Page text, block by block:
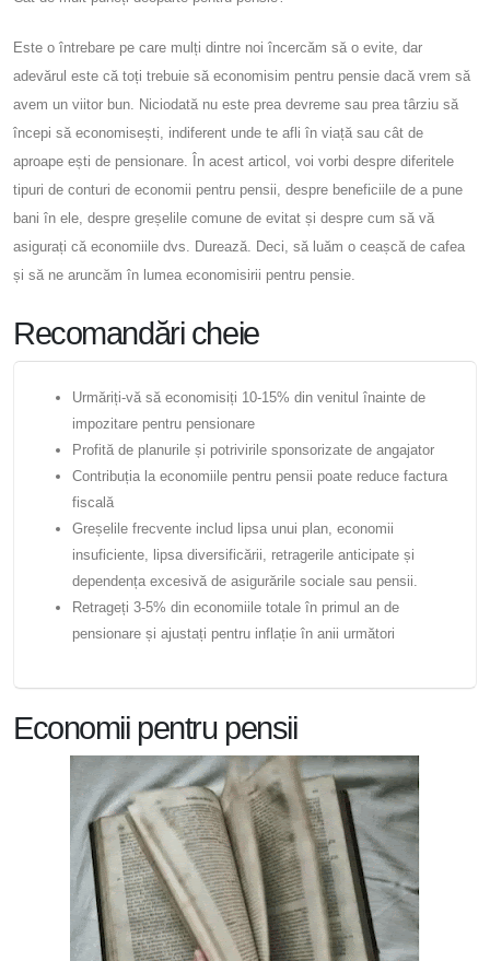
Este o întrebare pe care mulți dintre noi încercăm să o evite, dar
adevărul este că toți trebuie să economisim pentru pensie dacă vrem să
avem un viitor bun. Niciodată nu este prea devreme sau prea târziu să
începi să economisești, indiferent unde te afli în viață sau cât de
aproape ești de pensionare. În acest articol, voi vorbi despre diferitele
tipuri de conturi de economii pentru pensii, despre beneficiile de a pune
bani în ele, despre greșelile comune de evitat și despre cum să vă
asigurați că economiile dvs. Durează. Deci, să luăm o ceașcă de cafea
și să ne aruncăm în lumea economisirii pentru pensie.
Recomandări cheie
Urmăriți-vă să economisiți 10-15% din venitul înainte de
impozitare pentru pensionare
Profită de planurile și potrivirile sponsorizate de angajator
Contribuția la economiile pentru pensii poate reduce factura
fiscală
Greșelile frecvente includ lipsa unui plan, economii
insuficiente, lipsa diversificării, retragerile anticipate și
dependența excesivă de asigurările sociale sau pensii.
Retrageți 3-5% din economiile totale în primul an de
pensionare și ajustați pentru inflație în anii următori
Economii pentru pensii